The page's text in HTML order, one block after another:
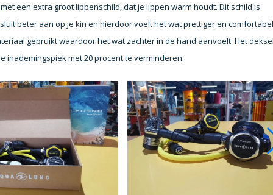
een extra groot lippenschild, dat je lippen warm houdt. Dit schild is
beter aan op je kin en hierdoor voelt het wat prettiger en
gebruikt waardoor het wat zachter in de hand aanvoelt. Het
met 20 procent te verminderen.